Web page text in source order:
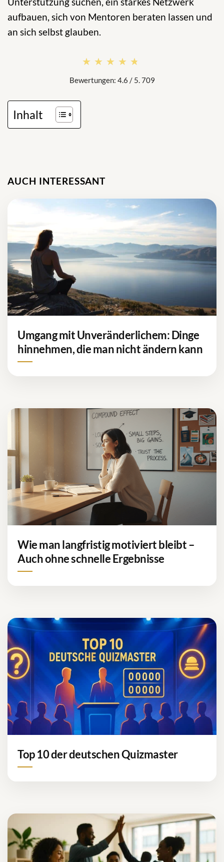
aufbauen, sich von Mentoren beraten lassen und
an sich selbst glauben.
★★★★★
★★★★★
Bewertungen: 4.6 / 5. 709
Inhalt
AUCH INTERESSANT
Umgang mit Unveränderlichem: Dinge
hinnehmen, die man nicht ändern kann
Wie man langfristig motiviert bleibt –
Auch ohne schnelle Ergebnisse
Top 10 der deutschen Quizmaster